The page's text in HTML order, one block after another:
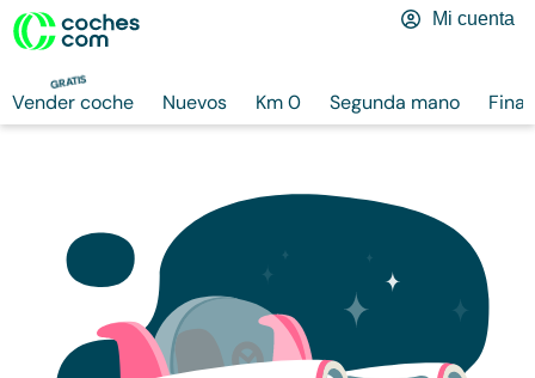
GRATIS
Vender coche Nuevos Km 0 Segunda mano
Mi cuenta